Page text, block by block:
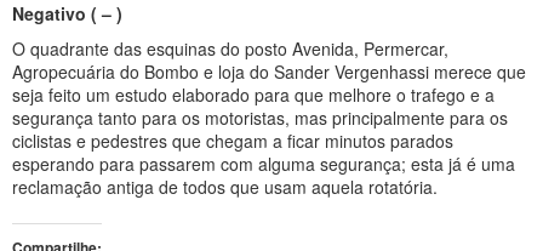
Negativo ( – )
O quadrante das esquinas do posto Avenida, Permercar,
Agropecuária do Bombo e loja do Sander Vergenhassi merece que
seja feito um estudo elaborado para que melhore o trafego e a
segurança tanto para os motoristas, mas principalmente para os
ciclistas e pedestres que chegam a ficar minutos parados
esperando para passarem com alguma segurança; esta já é uma
reclamação antiga de todos que usam aquela rotatória.